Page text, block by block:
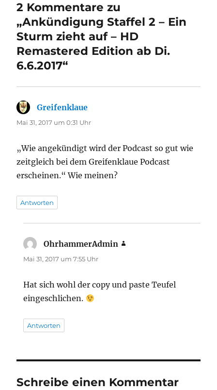
2 Kommentare zu
„Ankündigung Staffel 2 – Ein
Sturm zieht auf – HD
Remastered Edition ab Di.
6.6.2017“
Greifenklaue
Mai 31, 2017 um 0:31 Uhr
„Wie angekündigt wird der Podcast so gut wie
zeitgleich bei dem Greifenklaue Podcast
erscheinen.“ Wie meinen?
Antworten
OhrhammerAdmin
Mai 31, 2017 um 7:55 Uhr
Hat sich wohl der copy und paste Teufel
eingeschlichen.
Antworten
Schreibe einen Kommentar